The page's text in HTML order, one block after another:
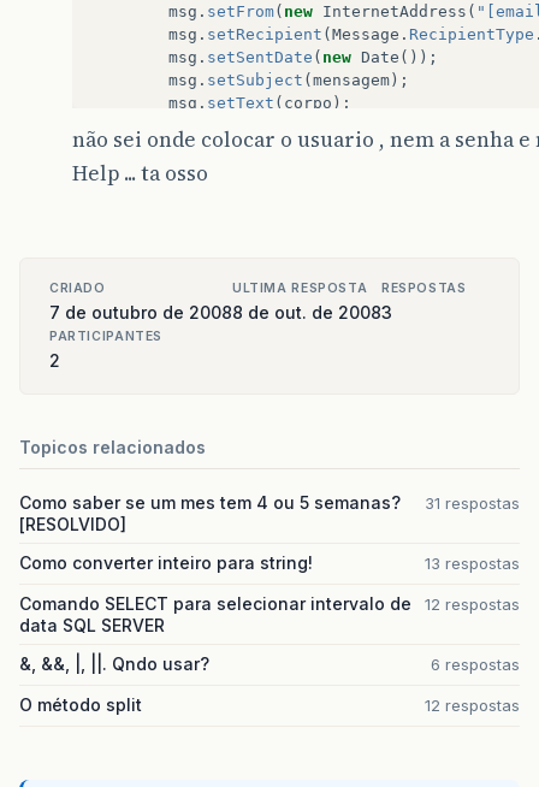
msg . setFrom( new InternetAddress (
msg . setRecipient ( Message . RecipientType
msg . setSentDate ( new Date ());
msg . setSubject ( mensagem );
msg . setText ( corpo );
Transport
MessagingException exception
System. out .println( "EMAIL NÃO ENVIADO
}
não sei onde colocar o usuario , nem a senha e
Help ... ta osso
CRIADO
7 de outubro de 2008
ULTIMA RESPOSTA
8 de out. de 2008
RESPOSTAS
3
PARTICIPANTES
2
Topicos relacionados
Como saber se um mes tem 4 ou 5 semanas?
[RESOLVIDO]
31 respostas
Como converter inteiro para string! 13 respostas
Comando SELECT para selecionar intervalo de
data SQL SERVER
12 respostas
&, &&, |, ||. Qndo usar? 6 respostas
O método split 12 respostas